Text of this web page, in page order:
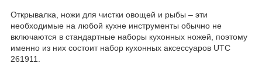
Открывалка, ножи для чистки овощей и рыбы – эти
необходимые на любой кухне инструменты обычно не
включаются в стандартные наборы кухонных ножей, поэтому
именно из них состоит набор кухонных аксессуаров UTC
261911.